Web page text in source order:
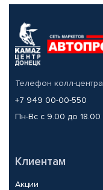
Телефон колл-центра
+7 949 00-00-550
Пн-Вс с 9.00 до 18.00
Клиентам
Акции